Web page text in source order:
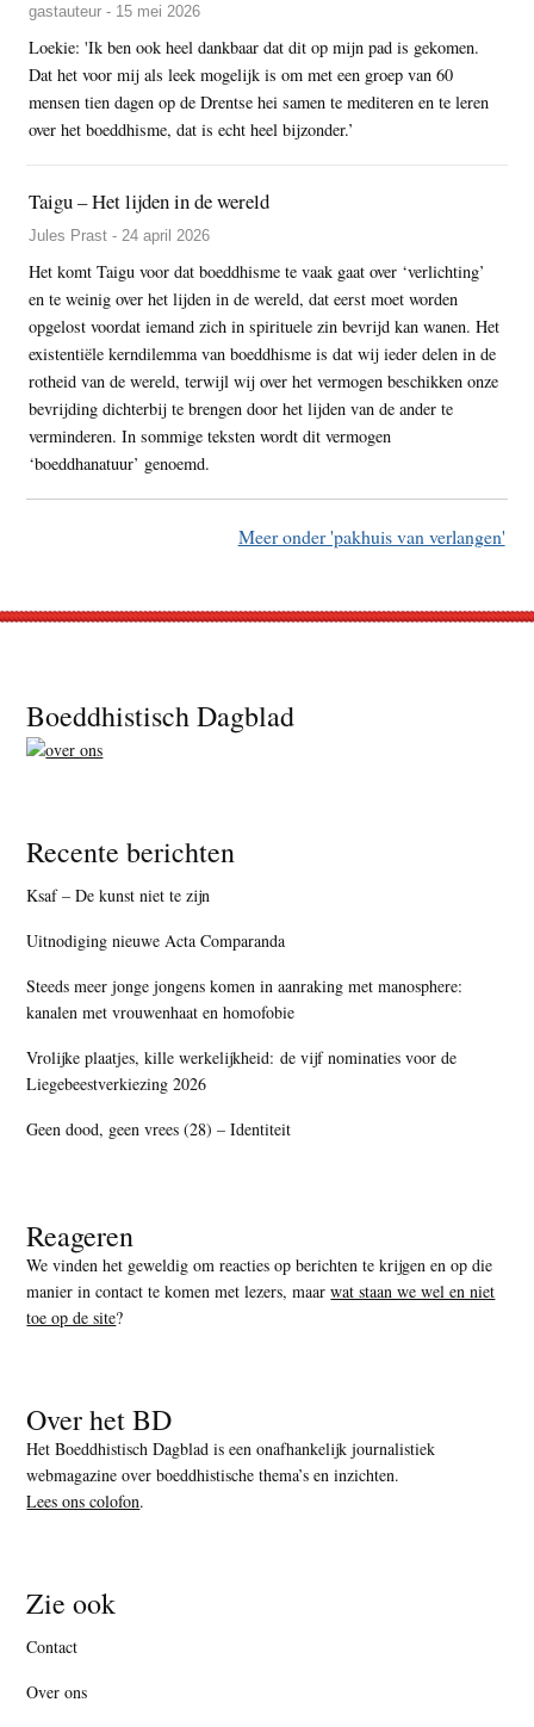
gastauteur - 15 mei 2026
Loekie: 'Ik ben ook heel dankbaar dat dit op mijn pad is gekomen.
Dat het voor mij als leek mogelijk is om met een groep van 60
mensen tien dagen op de Drentse hei samen te mediteren en te leren
over het boeddhisme, dat is echt heel bijzonder.’
Taigu – Het lijden in de wereld
Jules Prast - 24 april 2026
Het komt Taigu voor dat boeddhisme te vaak gaat over ‘verlichting’
en te weinig over het lijden in de wereld, dat eerst moet worden
opgelost voordat iemand zich in spirituele zin bevrijd kan wanen. Het
existentiële kerndilemma van boeddhisme is dat wij ieder delen in de
rotheid van de wereld, terwijl wij over het vermogen beschikken onze
bevrijding dichterbij te brengen door het lijden van de ander te
verminderen. In sommige teksten wordt dit vermogen
‘boeddhanatuur’ genoemd.
Meer onder 'pakhuis van verlangen'
Footer
Boeddhistisch Dagblad
Recente berichten
Ksaf – De kunst niet te zijn
Uitnodiging nieuwe Acta Comparanda
Steeds meer jonge jongens komen in aanraking met manosphere:
kanalen met vrouwenhaat en homofobie
Vrolijke plaatjes, kille werkelijkheid: de vijf nominaties voor de
Liegebeestverkiezing 2026
Geen dood, geen vrees (28) – Identiteit
Reageren
We vinden het geweldig om reacties op berichten te krijgen en op die
manier in contact te komen met lezers, maarwat staan we wel en niet
toe op de site?
Over het BD
Het Boeddhistisch Dagblad is een onafhankelijk journalistiek
webmagazine over boeddhistische thema’s en inzichten.
Lees ons colofon.
Zie ook
Contact
Over ons